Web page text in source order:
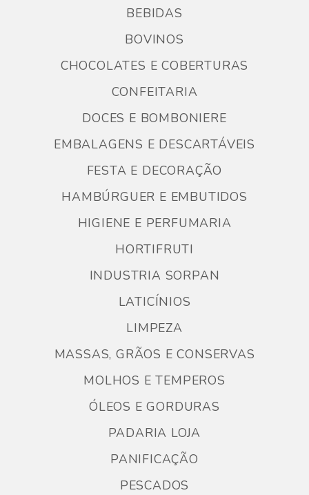
BEBIDAS
BOVINOS
CHOCOLATES E COBERTURAS
CONFEITARIA
DOCES E BOMBONIERE
EMBALAGENS E DESCARTÁVEIS
FESTA E DECORAÇÃO
HAMBÚRGUER E EMBUTIDOS
HIGIENE E PERFUMARIA
HORTIFRUTI
INDUSTRIA SORPAN
LATICÍNIOS
LIMPEZA
MASSAS, GRÃOS E CONSERVAS
MOLHOS E TEMPEROS
ÓLEOS E GORDURAS
PADARIA LOJA
PANIFICAÇÃO
PESCADOS